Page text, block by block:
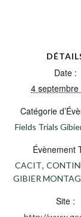
Date :
4 septembre
Catégorie
Fields Trials
Évènement
CACIT,
GIBIER
Site :